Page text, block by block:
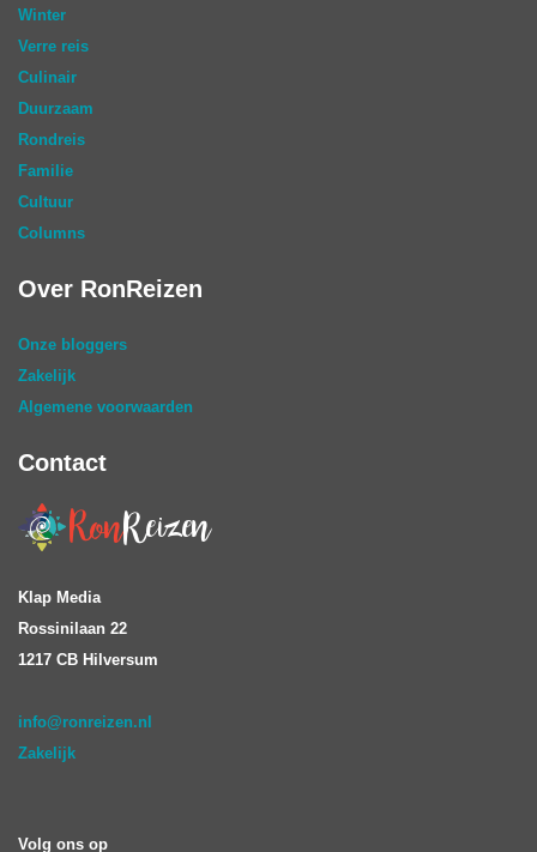
Winter
Verre reis
Culinair
Duurzaam
Rondreis
Familie
Cultuur
Columns
Over RonReizen
Onze bloggers
Zakelijk
Algemene voorwaarden
Contact
Klap Media
Rossinilaan 22
1217 CB Hilversum
info@ronreizen.nl
Zakelijk
Volg ons op